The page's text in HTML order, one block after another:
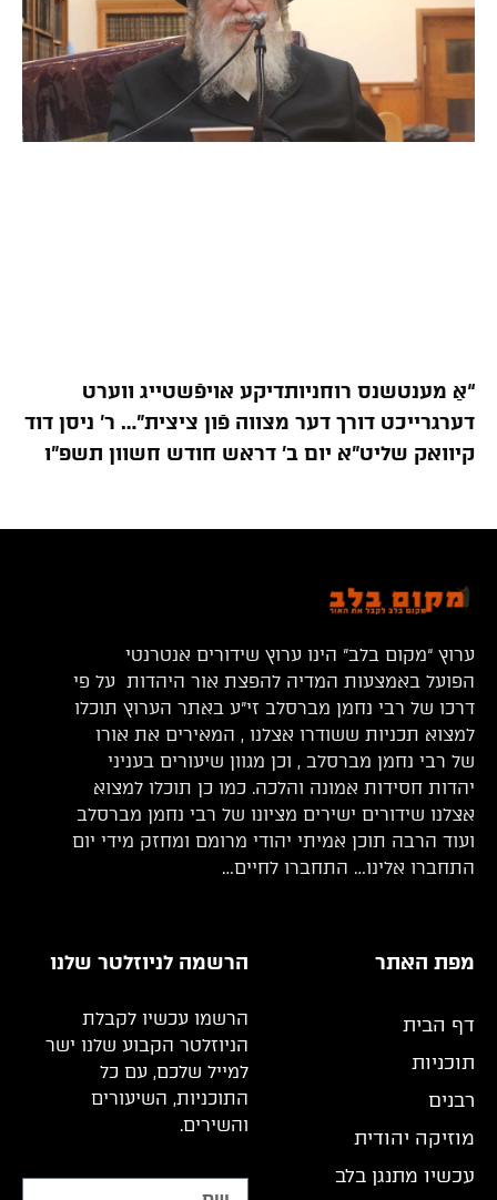
“אַ מענטשנס רוחניותדיקע אויפֿשטייג ווערט
דערגרייכט דורך דער מצווה פֿון ציצית”… ר’ ניסן דוד
קיוואק שליט”א יום ב’ דראש חודש חשוון תשפ”ו
ערוץ “מקום בלב” הינו ערוץ שידורים אנטרנטי
הפועל באמצעות המדיה להפצת אור היהדות על פי
דרכו של רבי נחמן מברסלב זי”ע באתר הערוץ תוכלו
למצוא תכניות ששודרו אצלנו , המאירים את אורו
של רבי נחמן מברסלב , וכן מגוון שיעורים בעניני
יהדות חסידות אמונה והלכה. כמו כן תוכלו למצוא
אצלנו שידורים ישירים מציונו של רבי נחמן מברסלב
ועוד הרבה תוכן אמיתי יהודי מרומם ומחזק מידי יום
התחברו אלינו… התחברו לחיים…
מפת האתר
דף הבית
תוכניות
רבנים
מוזיקה יהודית
עכשיו מתנגן בלב
הרשמה לניוזלטר שלנו
הרשמו עכשיו לקבלת
הניוזלטר הקבוע שלנו ישר
למייל שלכם, עם כל
התוכניות, השיעורים
והשירים.